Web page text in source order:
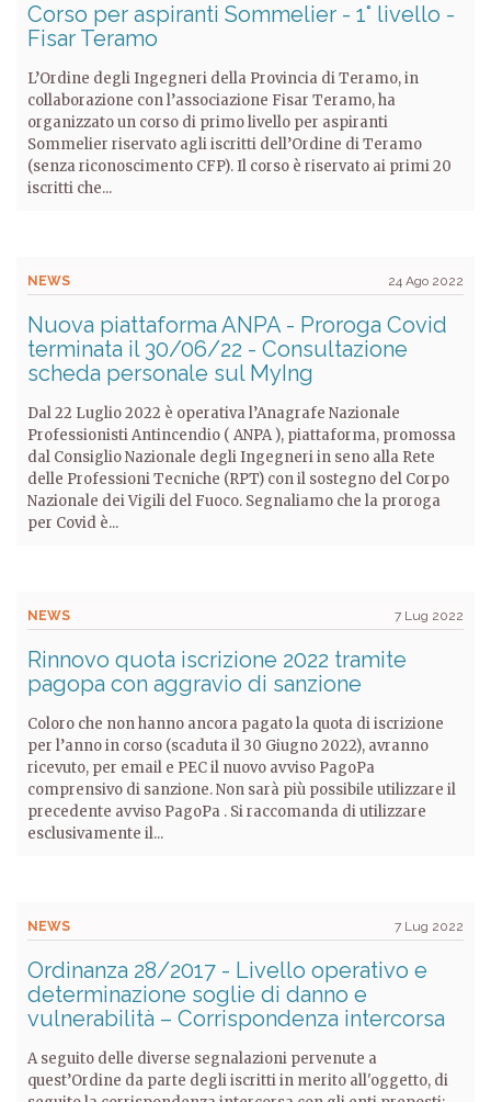
Corso per aspiranti Sommelier - 1° livello -
Fisar Teramo
L’Ordine degli Ingegneri della Provincia di Teramo, in
collaborazione con l’associazione Fisar Teramo, ha
organizzato un corso di primo livello per aspiranti
Sommelier riservato agli iscritti dell’Ordine di Teramo
(senza riconoscimento CFP). Il corso è riservato ai primi 20
iscritti che...
NEWS 24 Ago 2022
Nuova piattaforma ANPA - Proroga Covid
terminata il 30/06/22 - Consultazione
scheda personale sul MyIng
Dal 22 Luglio 2022 è operativa l’Anagrafe Nazionale
Professionisti Antincendio ( ANPA ), piattaforma, promossa
dal Consiglio Nazionale degli Ingegneri in seno alla Rete
delle Professioni Tecniche (RPT) con il sostegno del Corpo
Nazionale dei Vigili del Fuoco. Segnaliamo che la proroga
per Covid è...
NEWS 7 Lug 2022
Rinnovo quota iscrizione 2022 tramite
pagopa con aggravio di sanzione
Coloro che non hanno ancora pagato la quota di iscrizione
per l’anno in corso (scaduta il 30 Giugno 2022), avranno
ricevuto, per email e PEC il nuovo avviso PagoPa
comprensivo di sanzione. Non sarà più possibile utilizzare il
precedente avviso PagoPa . Si raccomanda di utilizzare
esclusivamente il...
NEWS 7 Lug 2022
Ordinanza 28/2017 - Livello operativo e
determinazione soglie di danno e
vulnerabilità – Corrispondenza intercorsa
A seguito delle diverse segnalazioni pervenute a
quest’Ordine da parte degli iscritti in merito all'oggetto, di